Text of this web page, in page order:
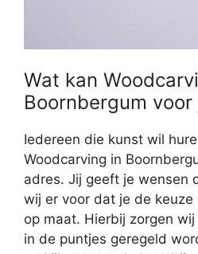
Wat kan
Boornbergum
Iedereen die kunst wil
Woodcarving in
adres. Jij geeft je wensen
wij er voor dat je de
op maat. Hierbij zorgen
in de puntjes geregeld